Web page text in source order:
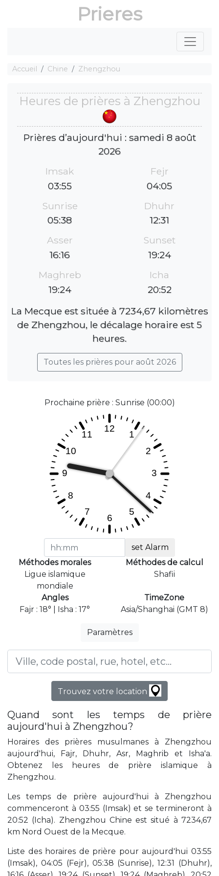
Prieres
Accueil Chine Zhengzhou
Heures de prières à Zhengzhou
Prières d’aujourd'hui : samedi 8 août
2026
Imsak
03:55
Fejr
04:05
Sunrise
05:38
Dhuhr
12:31
Asser
16:16
Sunset
19:24
Maghreb
19:24
Icha
20:52
La Mecque est située à 7234,67 kilomètres
de Zhengzhou, le décalage horaire est 5
heures.
Toutes les prières pour août 2026
Prochaine prière : Sunrise (00:00)
set Alarm
Méthodes morales
Ligue islamique
mondiale
Méthodes de calcul
Shafii
Angles
Fajr : 18° | Isha : 17°
TimeZone
Asia/Shanghai (GMT 8)
Paramètres
Trouvez votre location
Quand sont les temps de prière
aujourd'hui à Zhengzhou?
Horaires des prières musulmanes à Zhengzhou
aujourd'hui, Fajr, Dhuhr, Asr, Maghrib et Isha'a.
Obtenez les heures de prière islamique à
Zhengzhou.
Les temps de prière aujourd'hui à Zhengzhou
commenceront à 03:55 (Imsak) et se termineront à
20:52 (Icha). Zhengzhou Chine est situé à 7234,67
km Nord Ouest de la Mecque.
Liste des horaires de prière pour aujourd'hui 03:55
(Imsak), 04:05 (Fejr), 05:38 (Sunrise), 12:31 (Dhuhr),